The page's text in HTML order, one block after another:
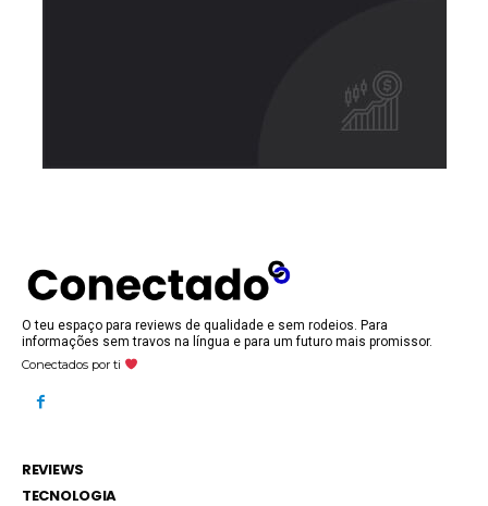
O teu espaço para reviews de qualidade e sem rodeios. Para
informações sem travos na língua e para um futuro mais promissor.
Conectados por ti
REVIEWS
TECNOLOGIA